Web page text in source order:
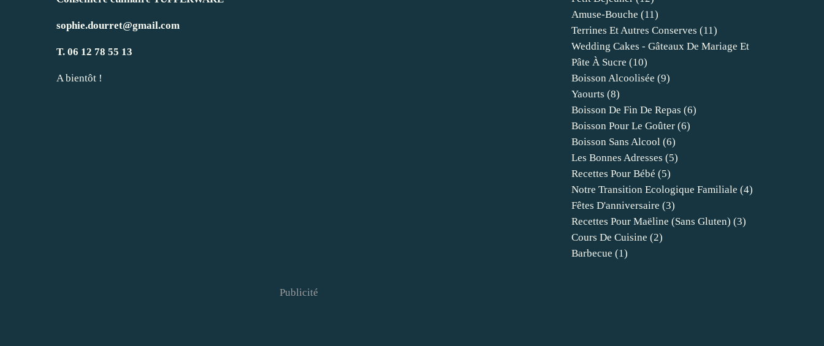
sophie.dourret@gmail.com
T. 06 12 78 55 13
A bientôt !
Publicité
Amuse-Bouche (11)
Terrines Et Autres Conserves (11)
Wedding Cakes - Gâteaux De Mariage Et
Pâte À Sucre (10)
Boisson Alcoolisée (9)
Yaourts (8)
Boisson De Fin De Repas (6)
Boisson Pour Le Goûter (6)
Boisson Sans Alcool (6)
Les Bonnes Adresses (5)
Recettes Pour Bébé (5)
Notre Transition Ecologique Familiale (4)
Fêtes D'anniversaire (3)
Recettes Pour Maëline (sans Gluten) (3)
Cours De Cuisine (2)
Barbecue (1)